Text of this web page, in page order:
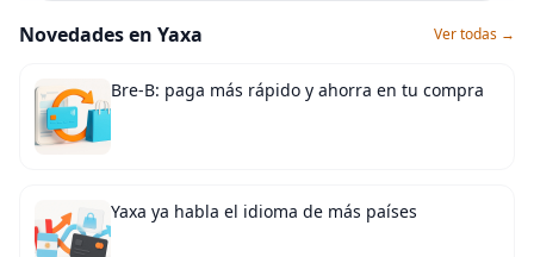
Novedades en Yaxa Ver todas →
Bre-B: paga más rápido y ahorra en tu compra
Yaxa ya habla el idioma de más países